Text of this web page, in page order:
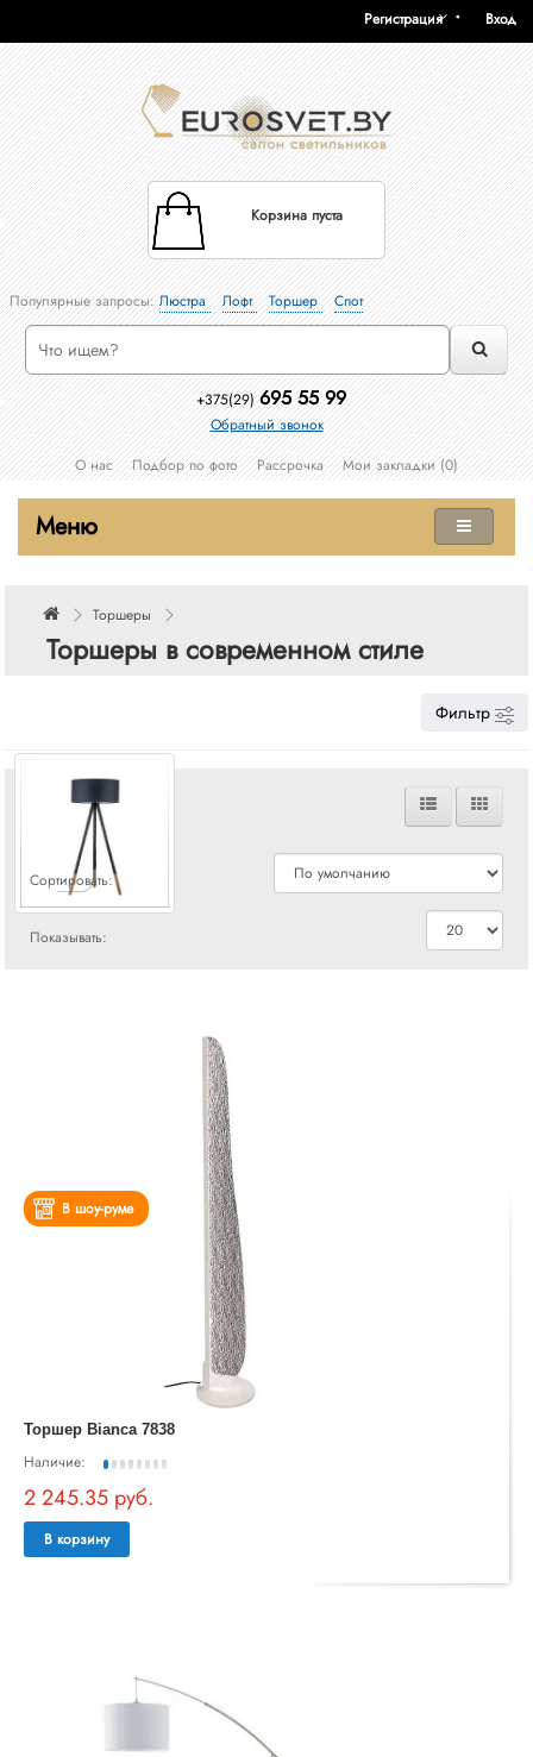
Вход
Регистрация
Корзина пуста
Популярные запросы:Люстра Лофт Торшер Спот
+375(29) 695 55 99
Обратный звонок
О нас
Подбор по фото Рассрочка Мои закладки (0)
Меню
Торшеры
Торшеры в современном стиле
Фильтр
Сравнения
Сортировать:
Показывать:
В шоу-руме
Торшер Bianca 7838
Наличие:
2 245.35 руб.
В корзину